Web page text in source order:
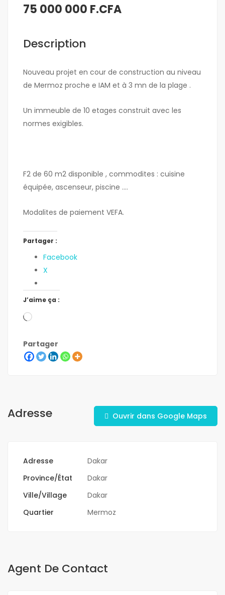
75 000 000 F.CFA
Description
Nouveau projet en cour de construction au niveau
de Mermoz proche e IAM et à 3 mn de la plage .
Un immeuble de 10 etages construit avec les
normes exigibles.
F2 de 60 m2 disponible , commodites : cuisine
équipée, ascenseur, piscine ….
Modalites de paiement VEFA.
Partager :
Facebook
X
J’aime ça :
Partager
Adresse Ouvrir dans Google Maps
Adresse
Dakar
Province/État
Dakar
Ville/Village
Dakar
Quartier
Mermoz
Agent De Contact